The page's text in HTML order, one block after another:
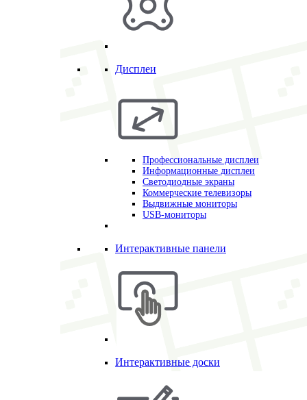
Дисплеи
Профессиональные дисплеи
Информационные дисплеи
Светодиодные экраны
Коммерческие телевизоры
Выдвижные мониторы
USB-мониторы
Интерактивные панели
Интерактивные доски